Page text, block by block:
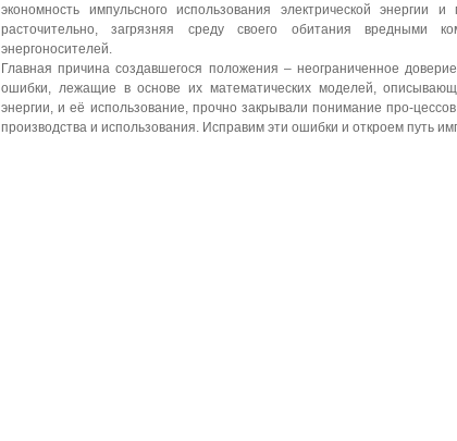
экономность импульсного использования электрической энергии
расточительно, загрязняя среду своего обитания вредными
энергоносителей.
Главная причина создавшегося положения – неограниченное
ошибки, лежащие в основе их математических моделей,
энергии, и её использование, прочно закрывали понимание про-
производства и использования. Исправим эти ошибки и откроем путь